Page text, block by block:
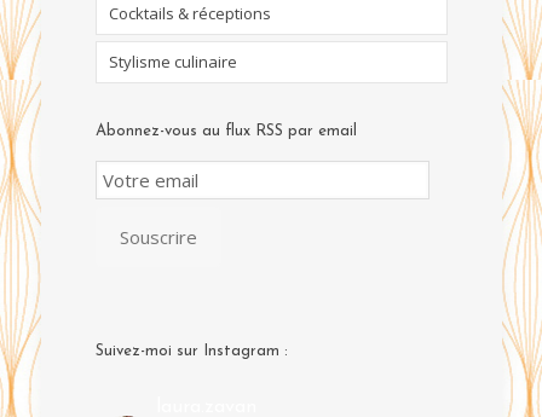
Cocktails & réceptions
Stylisme culinaire
Abonnez-vous au flux RSS par email
Email
Subscription
Souscrire
Suivez-moi sur Instagram :